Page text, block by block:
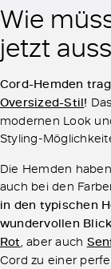
Wie
jetzt
Cord-Hemden
Oversized-Stil!
modernen Look
Styling-
Die Hemden
auch bei den
in den typischen
wundervollen
Rot, aber auch
Cord zu einer